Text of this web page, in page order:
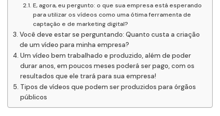
E, agora, eu pergunto: o que sua empresa está esperando
para utilizar os vídeos como uma ótima ferramenta de
captação e de marketing digital?
Você deve estar se perguntando: Quanto custa a criação
de um vídeo para minha empresa?
Um vídeo bem trabalhado e produzido, além de poder
durar anos, em poucos meses poderá ser pago, com os
resultados que ele trará para sua empresa!
Tipos de vídeos que podem ser produzidos para órgãos
públicos